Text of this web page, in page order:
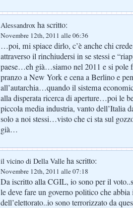
Alessandrox ha scritto:
Novembre 12th, 2011 alle 06:36
…poi, mi spiace dirlo, c’è anche chi
attraverso il rinchiudersi in se stessi e
paese…eh già…siamo nel 2011 e si pole
pranzo a New York e cena a Berlino e
all’autarchia…quando il sistema
alla disperata ricerca di aperture…poi le
piccola media industria, vanto dell’Italia
solo a noi stessi…visto che ci sta sul
già…
il vicino di Della Valle ha scritto:
Novembre 12th, 2011 alle 07:18
Da iscritto alla CGIL, io sono per il
le deve fare un governo politico che abbia
dell’elettorato..io sono terrorizzato da